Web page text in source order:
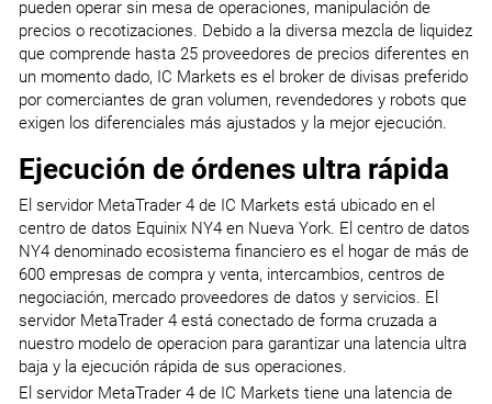
pueden operar sin mesa de operaciones, manipulación de
precios o recotizaciones. Debido a la diversa mezcla de liquidez
que comprende hasta 25 proveedores de precios diferentes en
un momento dado, IC Markets es el broker de divisas preferido
por comerciantes de gran volumen, revendedores y robots que
exigen los diferenciales más ajustados y la mejor ejecución.
Ejecución de órdenes ultra rápida
El servidor MetaTrader 4 de IC Markets está ubicado en el
centro de datos Equinix NY4 en Nueva York. El centro de datos
NY4 denominado ecosistema financiero es el hogar de más de
600 empresas de compra y venta, intercambios, centros de
negociación, mercado proveedores de datos y servicios. El
servidor MetaTrader 4 está conectado de forma cruzada a
nuestro modelo de operacion para garantizar una latencia ultra
baja y la ejecución rápida de sus operaciones.
El servidor MetaTrader 4 de IC Markets tiene una latencia de